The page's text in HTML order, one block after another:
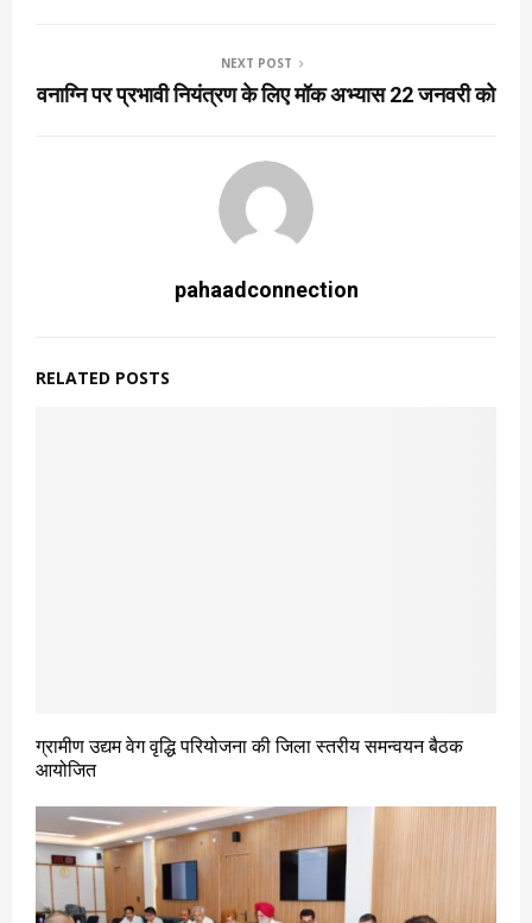
NEXT POST
वनाग्नि पर प्रभावी नियंत्रण के लिए मॉक अभ्यास 22 जनवरी को
pahaadconnection
RELATED POSTS
ग्रामीण उद्यम वेग वृद्धि परियोजना की जिला स्तरीय समन्वयन बैठक
आयोजित